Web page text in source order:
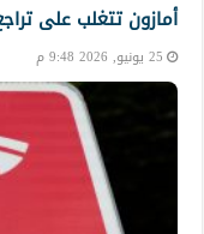
أمازون تتغلب على
25 يونيو, 2026 9:48 م